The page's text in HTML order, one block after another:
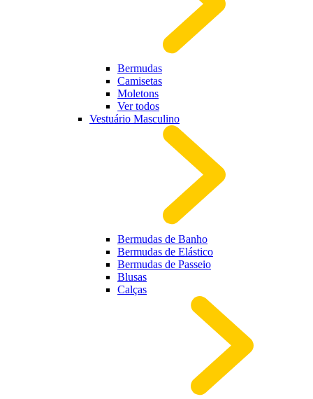
Bermudas
Camisetas
Moletons
Ver todos
Vestuário Masculino
Bermudas de Banho
Bermudas de Elástico
Bermudas de Passeio
Blusas
Calças